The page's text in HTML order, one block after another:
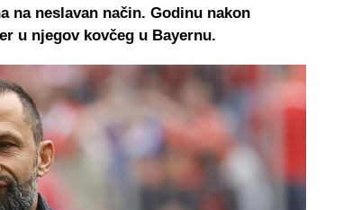
na neslavan način. Godinu nakon
u njegov kovčeg u Bayernu.